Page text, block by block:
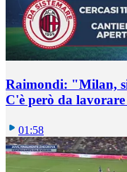
Raimondi: "Milan,
C'è però da
01:58